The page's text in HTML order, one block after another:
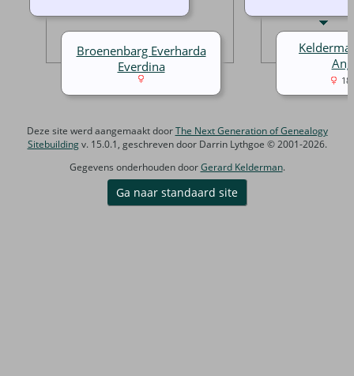
Broenenbarg Everharda
Everdina
Deze site werd aangemaakt doorThe Next Generation of Genealogy
Sitebuildingv. 15.0.1, geschreven door Darrin Lythgoe © 2001-2026.
Gegevens onderhouden doorGerard Kelderman.
Ga naar standaard site